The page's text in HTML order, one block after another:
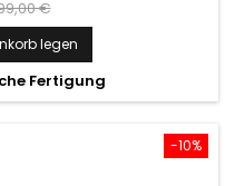
€
legen
Fertigung
-10%